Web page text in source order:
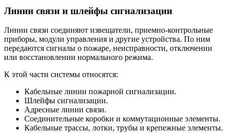
Линии связи и шлейфы сигнализации
Линии связи соединяют извещатели, приемно-контрольные
приборы, модули управления и другие устройства. По ним
передаются сигналы о пожаре, неисправности, отключении
или восстановлении нормального режима.
К этой части системы относятся:
Кабельные линии пожарной сигнализации.
Шлейфы сигнализации.
Адресные линии связи.
Соединительные коробки и коммутационные элементы.
Кабельные трассы, лотки, трубы и крепежные элементы.